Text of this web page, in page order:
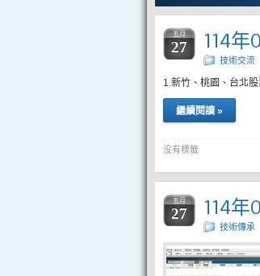
五月
27 114
技術交流
1.新竹、桃園、台北
繼續閱讀 »
没有標籤
五月
27 114
技術傳承